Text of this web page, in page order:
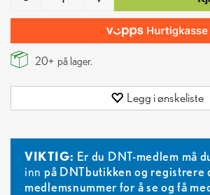
20+ på lager.
Legg i ønskeliste
VIKTIG: Er du DNT-medlem må
inn på DNTbutikken og registrere
medlemsnummer for å se og få